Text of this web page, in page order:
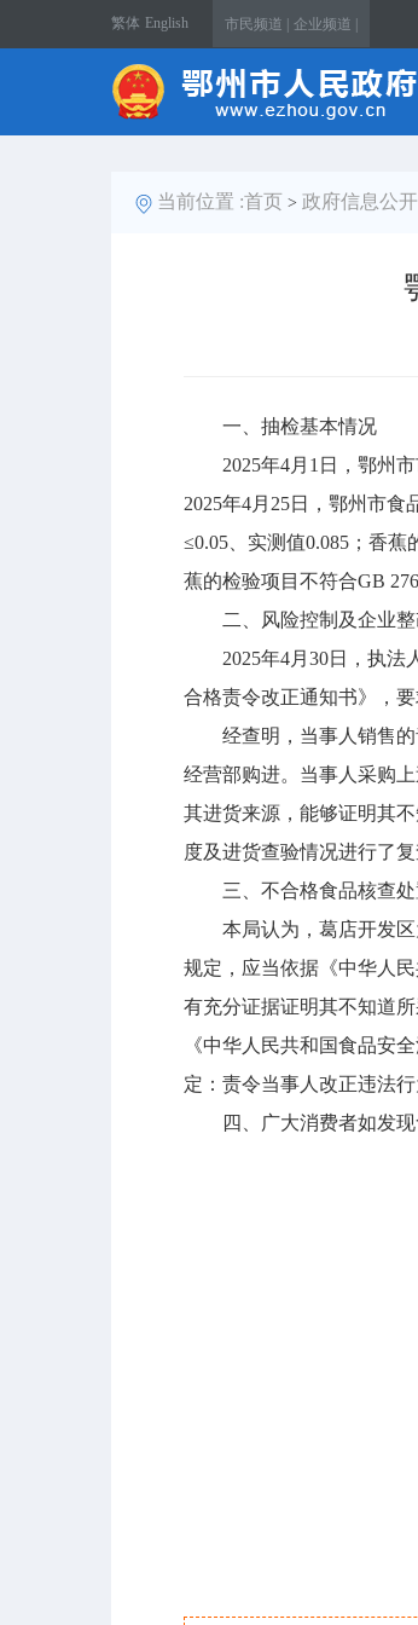
繁体 English 市民频道 | 企业频道 |
当前位置 :首页 > 政府信息公开
一、抽检基本情况
2025年4月1日，鄂州市
2025年4月25日，鄂州市
≤0.05、实测值0.085；香
蕉的检验项目不符合GB
二、风险控制及企业整
2025年4月30日，执法人
合格责令改正通知书》，
经查明，当事人销售的青
经营部购进。当事人采购
其进货来源，能够证明其
度及进货查验情况进行了
三、不合格食品核查处
本局认为，葛店开发区
规定，应当依据《中华人
有充分证据证明其不知道
《中华人民共和国食品安
定：责令当事人改正违法行
四、广大消费者如发现